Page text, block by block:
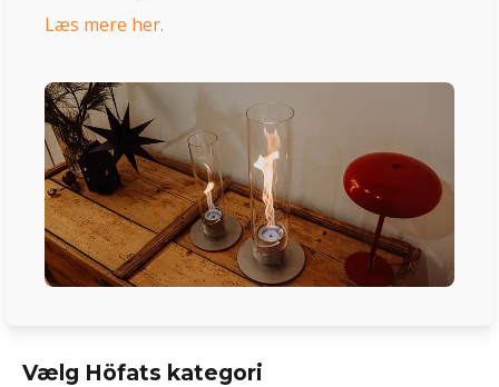
Læs mere her.
Vælg Höfats kategori